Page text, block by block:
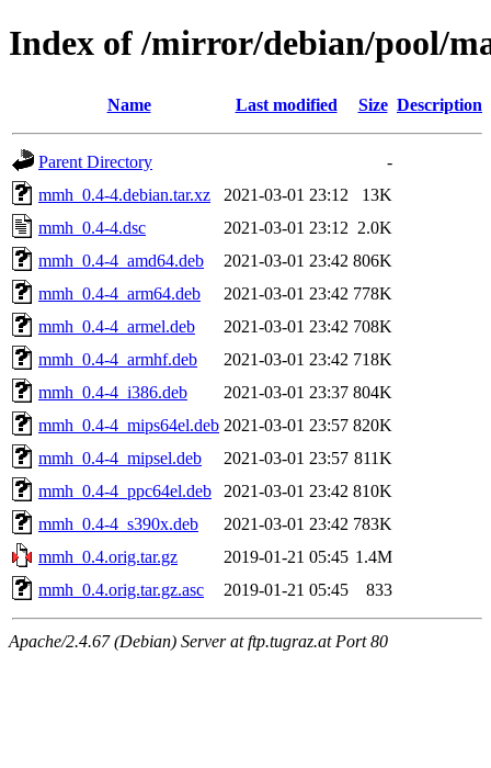
Index of /mirror/debian/pool/
Name Last modified Size Description
Parent Directory
-
mmh_0.4-4.debian.tar.xz
2021-03-01 23:12
13K
mmh_0.4-4.dsc
2021-03-01 23:12 2.0K
mmh_0.4-4_amd64.deb
2021-03-01 23:42 806K
mmh_0.4-4_arm64.deb
2021-03-01 23:42 778K
mmh_0.4-4_armel.deb
2021-03-01 23:42 708K
mmh_0.4-4_armhf.deb
2021-03-01 23:42 718K
mmh_0.4-4_i386.deb
2021-03-01 23:37 804K
mmh_0.4-4_mips64el.deb 2021-03-01 23:57 820K
mmh_0.4-4_mipsel.deb
2021-03-01 23:57 811K
mmh_0.4-4_ppc64el.deb
2021-03-01 23:42 810K
mmh_0.4-4_s390x.deb
2021-03-01 23:42 783K
mmh_0.4.orig.tar.gz
2019-01-21 05:45 1.4M
mmh_0.4.orig.tar.gz.asc
2019-01-21 05:45 833
Apache/2.4.67 (Debian) Server at ftp.tugraz.at Port 80